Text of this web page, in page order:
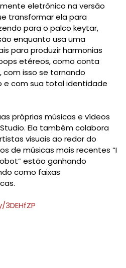
eletrônico na versão
transformar ela para
para o palco keytar,
enquanto usa uma
para produzir harmonias
etéreos, como conta
com isso se tornando
e com sua total identidade
próprias músicas e vídeos
Ela também colabora
visuais ao redor do
de músicas mais recentes “I
estão ganhando
como faixas